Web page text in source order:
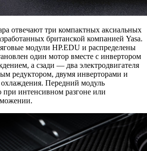
отвечают три компактных аксиальных
британской компанией Yasa.
модули HP.EDU и распределены
один мотор вместе с инвертором
а сзади — два электродвигателя
редуктором, двумя инверторами и
Передний модуль
при интенсивном разгоне или